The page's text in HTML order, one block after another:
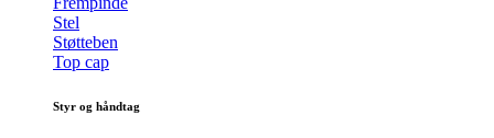
Stel
Støtteben
Top cap
Styr og håndtag